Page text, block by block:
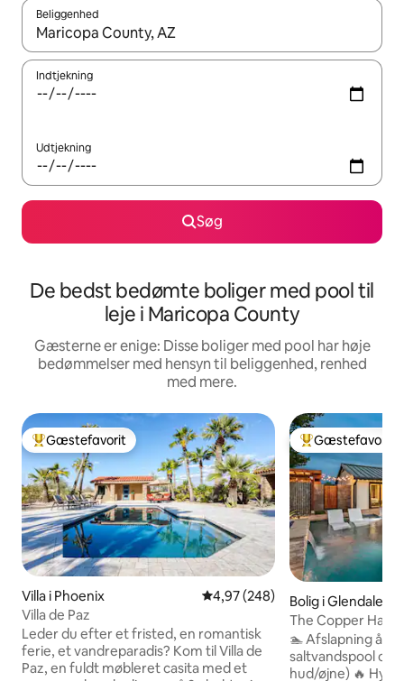
Beliggenhed
Når resultaterne er tilgængelige, skal du navigere med
Indtjekning
Udtjekning
Søg
De bedst bedømte boliger med pool til
leje i Maricopa County
Gæsterne er enige: Disse boliger med pool har høje
bedømmelser med hensyn til beliggenhed, renhed
med mere.
Bedste gæstefavorit
Gæstefavorit
Villa i Phoenix 4,97 ud af 5 i gennemsnitlig
4,97 (248)
Villa de Paz
Leder du efter et fristed, en romantisk
ferie, et vandreparadis? Kom til Villa de
Paz, en fuldt møbleret casita med et
Bedste
Gæstefavorit
Bolig i Glendale
The Copper
saltpool og spa
🏊 Afslapning
saltvandspool og
hud/øjne) 🔥